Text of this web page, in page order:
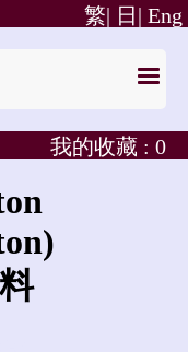
Eng
日|
繁|
我的收藏 : 0